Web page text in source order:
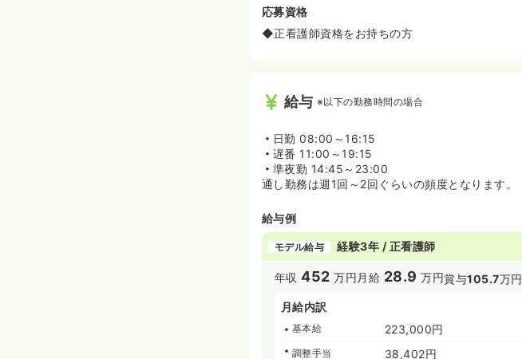
応募資格
◆正看護師資格をお持ちの方
給与 ※以下の勤務時間の場合
日勤 08:00～16:15
遅番 11:00～19:15
準夜勤 14:45～23:00
通し勤務は週1回～2回ぐらいの頻度となります。
給与例
モデル給与 経験3年 / 正看護師
年収452 万円 月給 28.9 万円賞与105.7万円
月給内訳
基本給 223,000円
調整手当 38,402円